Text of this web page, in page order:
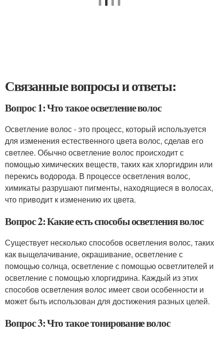
Связанные вопросы и ответы:
Вопрос 1: Что такое осветление волос
Осветление волос - это процесс, который используется
для изменения естественного цвета волос, сделав его
светлее. Обычно осветление волос происходит с
помощью химических веществ, таких как хлоргидрин или
перекись водорода. В процессе осветления волос,
химикаты разрушают пигменты, находящиеся в волосах,
что приводит к изменению их цвета.
Вопрос 2: Какие есть способы осветления волос
Существует несколько способов осветления волос, таких
как выщелачивание, окрашивание, осветление с
помощью солнца, осветление с помощью осветлителей и
осветление с помощью хлоргидрина. Каждый из этих
способов осветления волос имеет свои особенности и
может быть использован для достижения разных целей.
Вопрос 3: Что такое тонирование волос